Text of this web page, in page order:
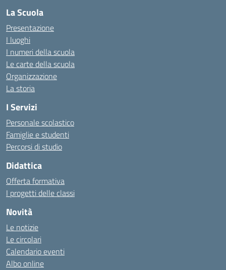
La Scuola
Presentazione
I luoghi
I numeri della scuola
Le carte della scuola
Organizzazione
La storia
I Servizi
Personale scolastico
Famiglie e studenti
Percorsi di studio
Didattica
Offerta formativa
I progetti delle classi
Novità
Le notizie
Le circolari
Calendario eventi
Albo online